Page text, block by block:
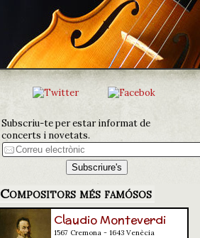
Subscriu-te per estar informat de
concerts i novetats.
Compositors més famósos
Claudio Monteverdi
1567 Cremona - 1643 Venècia